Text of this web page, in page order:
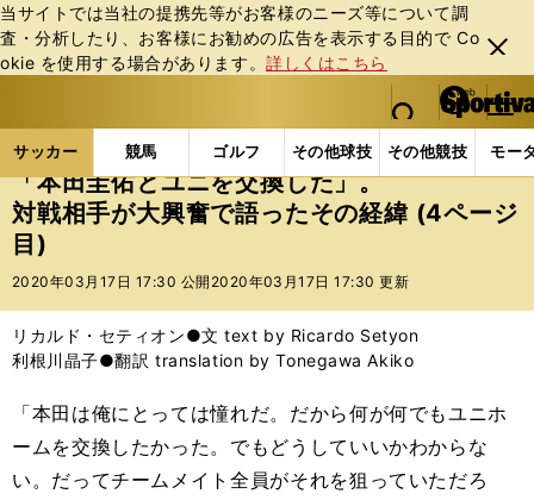
当サイトでは当社の提携先等がお客様のニーズ等について調
査・分析したり、お客様にお勧めの広告を表⽰する⽬的で Co
okie を使⽤する場合があります。詳しくはこちら
閉じ
る
web Sportiva (webスポルティーバ)
検索
マイペ
ー
ジ
メニュ
サッカー 競馬 ゴルフ その他球技 その他競技 モー
ス
ポ
ル
テ
ー
バ
サッカーの記事一覧 海外サッカー 海外サッカー
「本田圭佑とユニを交換した」。
対戦相手が大興奮で語ったその経緯 (4ページ
目)
2020年03月17日 17:30 公開 2020年03月17日 17:30 更新
リカルド・セティオン●文 text by Ricardo Setyon
利根川晶子●翻訳 translation by Tonegawa Akiko
「本田は俺にとっては憧れだ。だから何が何でもユニホ
ームを交換したかった。でもどうしていいかわからな
い。だってチームメイト全員がそれを狙っていただろ